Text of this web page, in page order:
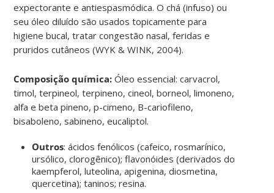
expectorante e antiespasmódica. O chá (infuso) ou
seu óleo diluído são usados topicamente para
higiene bucal, tratar congestão nasal, feridas e
pruridos cutâneos (WYK & WINK, 2004).
Composição química:Óleo essencial: carvacrol,
timol, terpineol, terpineno, cineol, borneol, limoneno,
alfa e beta pineno, p-cimeno, B-cariofileno,
bisaboleno, sabineno, eucaliptol.
Outros: ácidos fenólicos (cafeico, rosmarínico,
ursólico, clorogênico); flavonóides (derivados do
kaempferol, luteolina, apigenina, diosmetina,
quercetina); taninos; resina.